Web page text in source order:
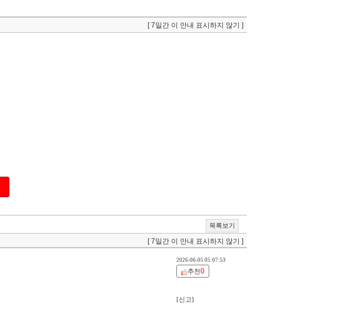
[ 7일간 이 안내 표시하지 않기 ]
목록보기
[ 7일간 이 안내 표시하지 않기 ]
2026-06-05 05:07:53
추천0
[신고]